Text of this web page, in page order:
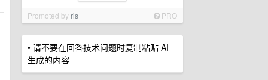
Promoted by ris PRO
• 请不要在回答技术问题时复制粘贴 AI
生成的内容